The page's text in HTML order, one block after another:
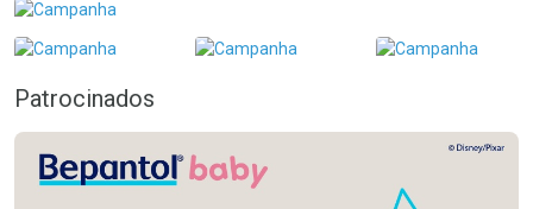
Patrocinados